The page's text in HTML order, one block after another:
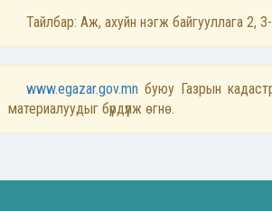
Тайлбар: Аж, ахуйн нэгж байгууллага 2, 3-
www.egazar.gov.mn буюу Газрын
материалуудыг бүрдүүлж өгнө.